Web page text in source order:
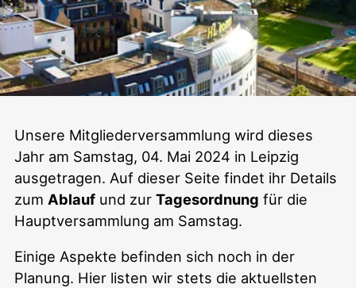
Mitgliederversammlung
2024
Unsere Mitgliederversammlung wird dieses
Jahr am Samstag, 04. Mai 2024 in Leipzig
ausgetragen. Auf dieser Seite findet ihr Details
zum Ablauf und zurTagesordnung für die
Hauptversammlung am Samstag.
Einige Aspekte befinden sich noch in der
Planung. Hier listen wir stets die aktuellsten